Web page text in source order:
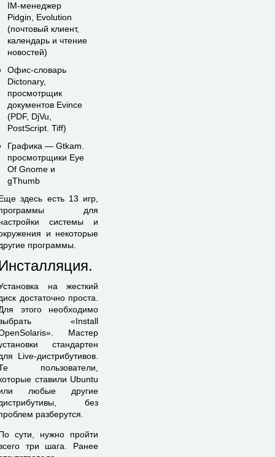
IМ-менеджер
Pidgin, Evolution
(почтовый клиент,
календарь и чтение
новостей)
Офис-словарь
Dictonary,
просмотрщик
документов Evince
(PDF, DjVu,
PostScript. Tiff)
Графика — Gtkam.
просмотрщики Eye
Of Gnome и
gThumb
здесь есть 13 игр,
для
системы и
и некоторые
программы.
на жесткий
достаточно проста.
этого необходимо
«Install
Мастер
стандартен
Live-дистрибутивов.
пользователи,
ставили Ubuntu
любые другие
без
разберутся.
сути, нужно пройти
три шага. Ранее